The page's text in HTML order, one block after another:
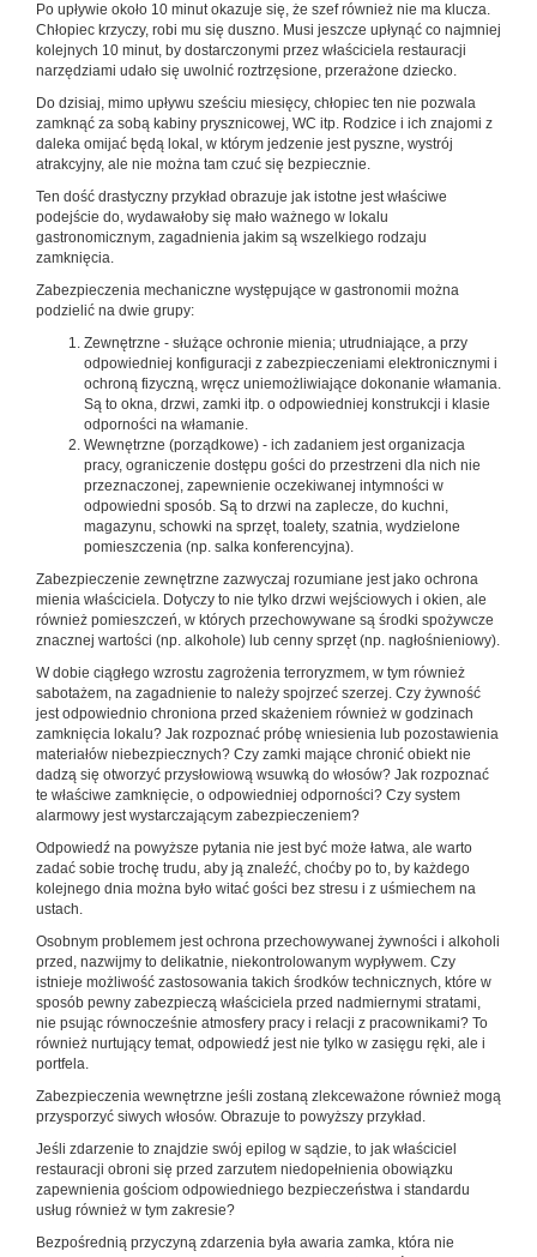
Po upływie około 10 minut okazuje się, że szef również nie ma klucza.
Chłopiec krzyczy, robi mu się duszno. Musi jeszcze upłynąć co najmniej
kolejnych 10 minut, by dostarczonymi przez właściciela restauracji
narzędziami udało się uwolnić roztrzęsione, przerażone dziecko.
Do dzisiaj, mimo upływu sześciu miesięcy, chłopiec ten nie pozwala
zamknąć za sobą kabiny prysznicowej, WC itp. Rodzice i ich znajomi z
daleka omijać będą lokal, w którym jedzenie jest pyszne, wystrój
atrakcyjny, ale nie można tam czuć się bezpiecznie.
Ten dość drastyczny przykład obrazuje jak istotne jest właściwe
podejście do, wydawałoby się mało ważnego w lokalu
gastronomicznym, zagadnienia jakim są wszelkiego rodzaju
zamknięcia.
Zabezpieczenia mechaniczne występujące w gastronomii można
podzielić na dwie grupy:
Zewnętrzne - służące ochronie mienia; utrudniające, a przy
odpowiedniej konfiguracji z zabezpieczeniami elektronicznymi i
ochroną fizyczną, wręcz uniemożliwiające dokonanie włamania.
Są to okna, drzwi, zamki itp. o odpowiedniej konstrukcji i klasie
odporności na włamanie.
Wewnętrzne (porządkowe) - ich zadaniem jest organizacja
pracy, ograniczenie dostępu gości do przestrzeni dla nich nie
przeznaczonej, zapewnienie oczekiwanej intymności w
odpowiedni sposób. Są to drzwi na zaplecze, do kuchni,
magazynu, schowki na sprzęt, toalety, szatnia, wydzielone
pomieszczenia (np. salka konferencyjna).
Zabezpieczenie zewnętrzne zazwyczaj rozumiane jest jako ochrona
mienia właściciela. Dotyczy to nie tylko drzwi wejściowych i okien, ale
również pomieszczeń, w których przechowywane są środki spożywcze
znacznej wartości (np. alkohole) lub cenny sprzęt (np. nagłośnieniowy).
W dobie ciągłego wzrostu zagrożenia terroryzmem, w tym również
sabotażem, na zagadnienie to należy spojrzeć szerzej. Czy żywność
jest odpowiednio chroniona przed skażeniem również w godzinach
zamknięcia lokalu? Jak rozpoznać próbę wniesienia lub pozostawienia
materiałów niebezpiecznych? Czy zamki mające chronić obiekt nie
dadzą się otworzyć przysłowiową wsuwką do włosów? Jak rozpoznać
te właściwe zamknięcie, o odpowiedniej odporności? Czy system
alarmowy jest wystarczającym zabezpieczeniem?
Odpowiedź na powyższe pytania nie jest być może łatwa, ale warto
zadać sobie trochę trudu, aby ją znaleźć, choćby po to, by każdego
kolejnego dnia można było witać gości bez stresu i z uśmiechem na
ustach.
Osobnym problemem jest ochrona przechowywanej żywności i alkoholi
przed, nazwijmy to delikatnie, niekontrolowanym wypływem. Czy
istnieje możliwość zastosowania takich środków technicznych, które w
sposób pewny zabezpieczą właściciela przed nadmiernymi stratami,
nie psując równocześnie atmosfery pracy i relacji z pracownikami? To
również nurtujący temat, odpowiedź jest nie tylko w zasięgu ręki, ale i
portfela.
Zabezpieczenia wewnętrzne jeśli zostaną zlekceważone również mogą
przysporzyć siwych włosów. Obrazuje to powyższy przykład.
Jeśli zdarzenie to znajdzie swój epilog w sądzie, to jak właściciel
restauracji obroni się przed zarzutem niedopełnienia obowiązku
zapewnienia gościom odpowiedniego bezpieczeństwa i standardu
usług również w tym zakresie?
Bezpośrednią przyczyną zdarzenia była awaria zamka, która nie